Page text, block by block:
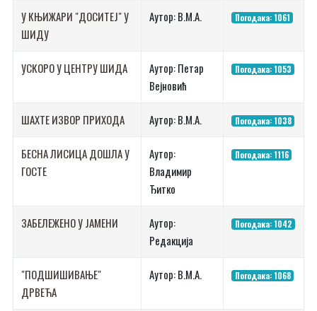
У КЊИ­ЖА­РИ "ДО­СИ­ТЕЈ" У
ШИ­ДУ
Аутор: В.М.А. Погодака: 1061
УСКО­РО У ЦЕН­ТРУ ШИ­ДА
Аутор: Петар
Вејновић
Погодака: 1053
ШАХ­ТЕ ИЗ­ВОР ПРИ­ХО­ДА Аутор: В.М.А. Погодака: 1038
БЕСНА ЛИСИЦА ДОШЛА У
ГОСТЕ
Аутор:
Владимир
Ђитко
Погодака: 1116
ЗАБЕЛЕЖЕНО У ЈАМЕНИ
Аутор:
Редакција
Погодака: 1042
"ПОДШИШИВАЊЕ"
ДРВЕЋА
Аутор: В.М.А. Погодака: 1068